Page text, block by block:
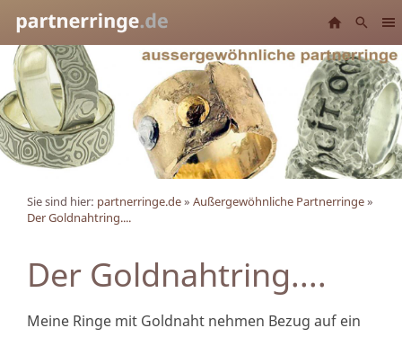
Sie sind hier: partnerringe.de» Außergewöhnliche Partnerringe»
Der Goldnahtring....
Der Goldnahtring....
Meine Ringe mit Goldnaht nehmen Bezug auf ein